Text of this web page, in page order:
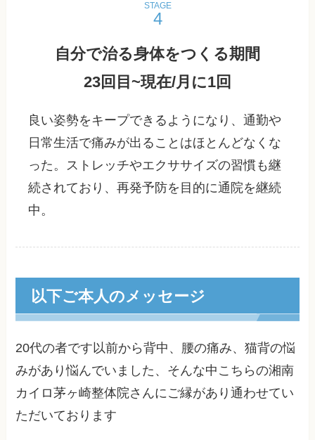
STAGE
自分で治る身体をつくる期間
23回目~現在/月に1回
良い姿勢をキープできるようになり、通勤や
日常生活で痛みが出ることはほとんどなくな
った。ストレッチやエクササイズの習慣も継
続されており、再発予防を目的に通院を継続
中。
以下ご本人のメッセージ
20代の者です以前から背中、腰の痛み、猫背の悩
みがあり悩んでいました、そんな中こちらの湘南
カイロ茅ヶ崎整体院さんにご縁があり通わせてい
ただいております